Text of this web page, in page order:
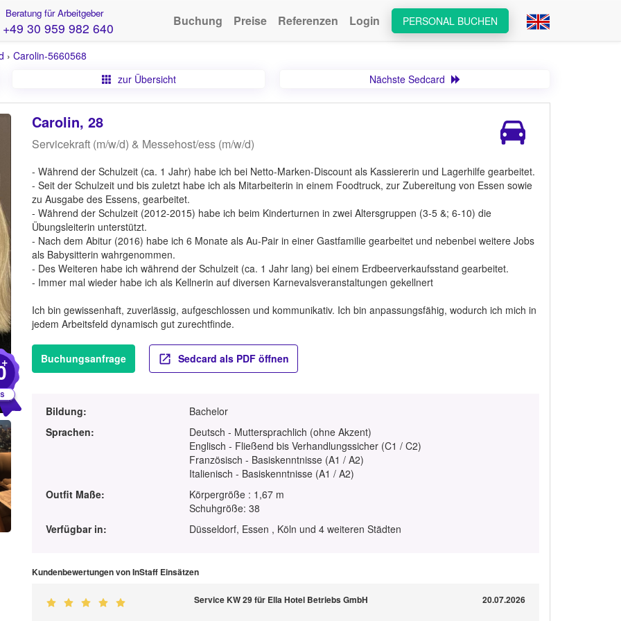
Beratung für Arbeitgeber
+49 30 959 982 640 PERSONAL BUCHEN
Buchung Preise Referenzen Login
› Carolin-5660568
zur Übersicht
Nächste Sedcard
+
Carolin, 28
Servicekraft (m/w/d) & Messehost/ess (m/w/d)
- Während der Schulzeit (ca. 1 Jahr) habe ich bei Netto-Marken-Discount als Kassiererin und Lagerhilfe gearbeitet.
- Seit der Schulzeit und bis zuletzt habe ich als Mitarbeiterin in einem Foodtruck, zur Zubereitung von Essen sowie
zu Ausgabe des Essens, gearbeitet.
- Während der Schulzeit (2012-2015) habe ich beim Kinderturnen in zwei Altersgruppen (3-5 &; 6-10) die
Übungsleiterin unterstützt.
- Nach dem Abitur (2016) habe ich 6 Monate als Au-Pair in einer Gastfamilie gearbeitet und nebenbei weitere Jobs
als Babysitterin wahrgenommen.
- Des Weiteren habe ich während der Schulzeit (ca. 1 Jahr lang) bei einem Erdbeerverkaufsstand gearbeitet.
- Immer mal wieder habe ich als Kellnerin auf diversen Karnevalsveranstaltungen gekellnert
Ich bin gewissenhaft, zuverlässig, aufgeschlossen und kommunikativ. Ich bin anpassungsfähig, wodurch ich mich in
jedem Arbeitsfeld dynamisch gut zurechtfinde.
Buchungsanfrage Sedcard als PDF öffnen
Bildung:
Bachelor
Sprachen:
Deutsch - Muttersprachlich (ohne Akzent)
Englisch - Fließend bis Verhandlungssicher (C1 / C2)
Französisch - Basiskenntnisse (A1 / A2)
Italienisch - Basiskenntnisse (A1 / A2)
Outfit Maße:
Körpergröße : 1,67 m
Schuhgröße: 38
Verfügbar in:
Düsseldorf, Essen , Köln und 4 weiteren Städten
Kundenbewertungen von InStaff Einsätzen
Service KW 29 für Ella Hotel Betriebs GmbH 20.07.2026